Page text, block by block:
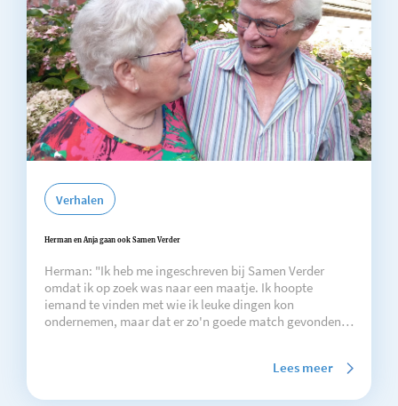
Verhalen
Herman en Anja gaan ook Samen Verder
Herman: "Ik heb me ingeschreven bij Samen Verder
omdat ik op zoek was naar een maatje. Ik hoopte
iemand te vinden met wie ik leuke dingen kon
ondernemen, maar dat er zo'n goede match gevonden
Lees meer